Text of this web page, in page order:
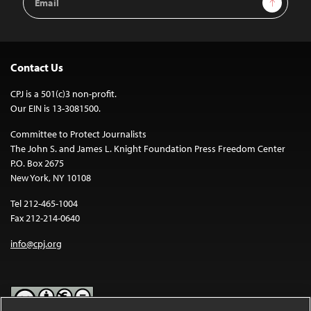
Address
Contact Us
CPJ is a 501(c)3 non-profit.
Our EIN is 13-3081500.
Committee to Protect Journalists
The John S. and James L. Knight Foundation Press Freedom Center
P.O. Box 2675
New York, NY 10108
Tel 212-465-1004
Fax 212-214-0640
info@cpj.org